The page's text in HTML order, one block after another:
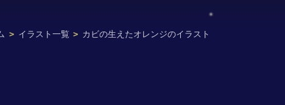
> イラスト一覧 > カビの生えたオレンジのイラスト